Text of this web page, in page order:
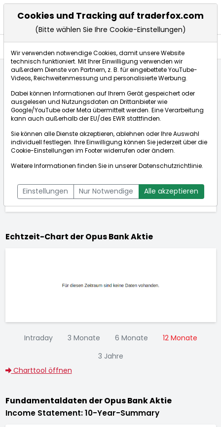
Opus Bank
[WKN: A110V3 | ISIN:
US6840001027]
Aktienkurse
Bid:Ask:
ÜBERSICHT FUNDAMENTAL
NACHRICHTEN
Echtzeit-Chart der Opus Bank Aktie
Intraday 3 Monate 6 Monate
12 Monate
3 Jahre
Charttool öffnen
Fundamentaldaten der Opus Bank Aktie
Income Statement: 10-Year-Summary
Cookies und Tracking auf traderfox.com
(Bitte wählen Sie Ihre Cookie-Einstellungen)
Wir verwenden notwendige Cookies, damit unsere Website
technisch funktioniert. Mit Ihrer Einwilligung verwenden wir
außerdem Dienste von Partnern, z. B. für eingebettete YouTube-
Videos, Reichweitenmessung und personalisierte Werbung.
Dabei können Informationen auf Ihrem Gerät gespeichert oder
ausgelesen und Nutzungsdaten an Drittanbieter wie
Google/YouTube oder Meta übermittelt werden. Eine Verarbeitung
kann auch außerhalb der EU/des EWR stattfinden.
Sie können alle Dienste akzeptieren, ablehnen oder Ihre Auswahl
individuell festlegen. Ihre Einwilligung können Sie jederzeit über die
Cookie-Einstellungen im Footer widerrufen oder ändern.
Weitere Informationen finden Sie in unsererDatenschutzrichtlinie.
Einstellungen Nur Notwendige Alle akzeptieren